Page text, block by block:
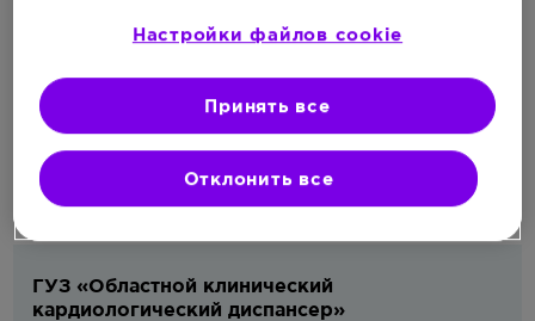
perm.medsi.ru
ГУЗ «Областной клинический
кардиологический диспансер»
Настройки файлов cookie
Отклонить все
Принять все